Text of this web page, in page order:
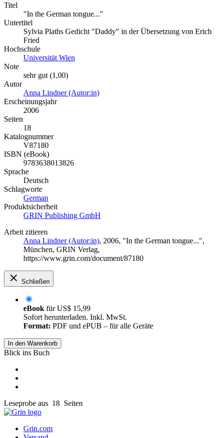
Titel
"In the German tongue..."
Untertitel
Sylvia Plaths Gedicht "Daddy" in der Übersetzung von Erich
Fried
Hochschule
Universität Wien
Note
sehr gut (1,00)
Autor
Anna Lindner (Autor:in)
Erscheinungsjahr
2006
Seiten
18
Katalognummer
V87180
ISBN (eBook)
9783638013826
Sprache
Deutsch
Schlagworte
German
Produktsicherheit
GRIN Publishing GmbH
Arbeit zitieren
Anna Lindner (Autor:in), 2006, "In the German tongue...",
München, GRIN Verlag,
https://www.grin.com/document/87180
Schließen
eBook fürUS$ 15,99
Sofort herunterladen. Inkl. MwSt.
Format: PDF und ePUB – für alle Geräte
In den Warenkorb
Blick ins Buch
Leseprobe aus 18 Seiten
Grin.com